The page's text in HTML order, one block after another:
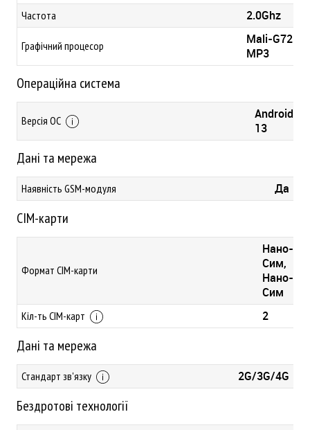
Частота 2.0Ghz
Графічний процесор
Mali-G72
MP3
Операційна система
Версія ОС
Android
13
Дані та мережа
Наявність GSM-модуля Да
СІМ-карти
Формат СІМ-карти
Нано-
Сим,
Нано-
Сим
Кіл-ть СІМ-карт 2
Дані та мережа
Стандарт зв'язку 2G/3G/4G
Бездротові технології